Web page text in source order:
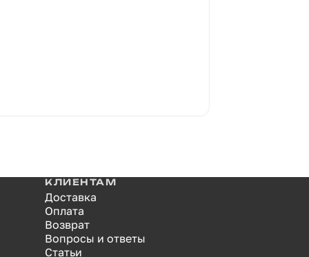
КЛИЕНТАМ
Доставка
Оплата
Возврат
Вопросы и ответы
Статьи